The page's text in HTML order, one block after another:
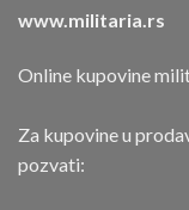
www.militaria.rs
Online kupovine
Za kupovine u
pozvati: